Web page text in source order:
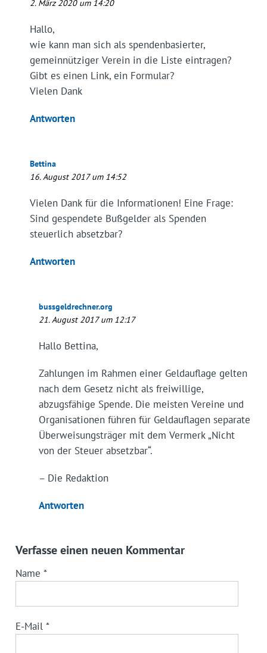
2. März 2020 um 14:20
Hallo,
wie kann man sich als spendenbasierter,
gemeinnütziger Verein in die Liste eintragen?
Gibt es einen Link, ein Formular?
Vielen Dank
Antworten
Bettina
16. August 2017 um 14:52
Vielen Dank für die Informationen! Eine Frage:
Sind gespendete Bußgelder als Spenden
steuerlich absetzbar?
Antworten
bussgeldrechner.org
21. August 2017 um 12:17
Hallo Bettina,
Zahlungen im Rahmen einer Geldauflage gelten
nach dem Gesetz nicht als freiwillige,
abzugsfähige Spende. Die meisten Vereine und
Organisationen führen für Geldauflagen separate
Überweisungsträger mit dem Vermerk „Nicht
von der Steuer absetzbar“.
– Die Redaktion
Antworten
Verfasse einen neuen Kommentar
Name *
E-Mail *